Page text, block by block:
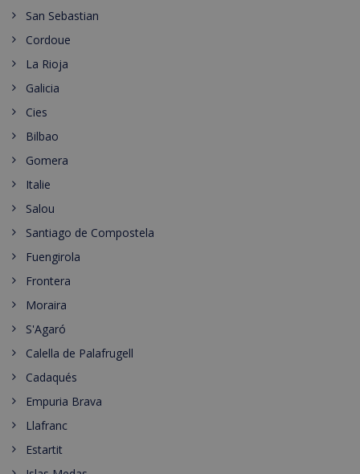
San Sebastian
Cordoue
La Rioja
Galicia
Cies
Bilbao
Gomera
Italie
Salou
Santiago de Compostela
Fuengirola
Frontera
Moraira
S'Agaró
Calella de Palafrugell
Cadaqués
Empuria Brava
Llafranc
Estartit